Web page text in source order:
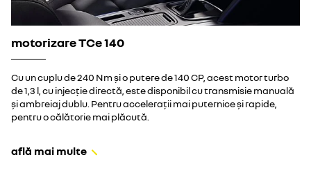
motorizare TCe 140
Cu un cuplu de 240 Nm și o putere de 140 CP, acest motor turbo
de 1,3 l, cu injecție directă, este disponibil cu transmisie manuală
și ambreiaj dublu. Pentru accelerații mai puternice și rapide,
pentru o călătorie mai plăcută.
află mai multe